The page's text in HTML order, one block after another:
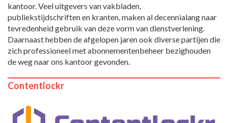
kantoor. Veel uitgevers van vakbladen,
publiekstijdschriften en kranten, maken al decennialang naar
tevredenheid gebruik van deze vorm van dienstverlening.
Daarnaast hebben de afgelopen jaren ook diverse partijen die
zich professioneel met abonnementenbeheer bezighouden
de weg naar ons kantoor gevonden.
Contentlockr